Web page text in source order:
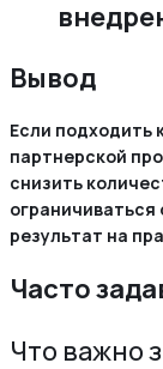
Вывод
Если подходить
партнерской
снизить
результат на
Часто
Что важно